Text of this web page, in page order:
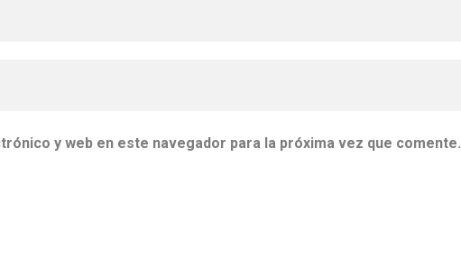
y web en este navegador para la próxima vez que comente.